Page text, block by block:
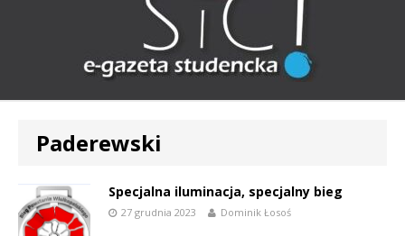
Paderewski
Specjalna iluminacja, specjalny bieg
27 grudnia 2023 Dominik Łosoś